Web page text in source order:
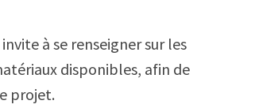
invite à se renseigner sur les
disponibles, afin de
projet.